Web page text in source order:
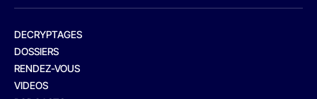
DECRYPTAGES
DOSSIERS
RENDEZ-VOUS
VIDEOS